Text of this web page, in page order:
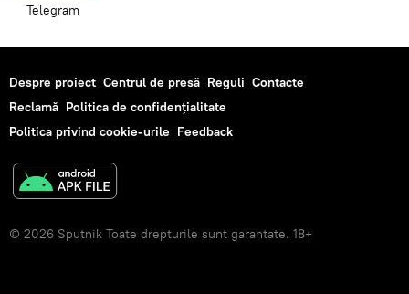
Telegram
Despre proiect Centrul de presă Reguli Contacte
Reclamă Politica de confidențialitate
Politica privind cookie-urile Feedback
© 2026 Sputnik Toate drepturile sunt garantate. 18+